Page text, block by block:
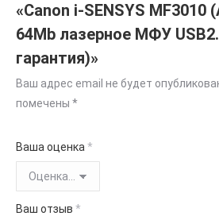
«Canon i-SENSYS MF3010
64Mb лазерное МФУ
гарантия)»
Ваш адрес email не будет
помечены *
Ваша оценка *
Ваш отзыв *